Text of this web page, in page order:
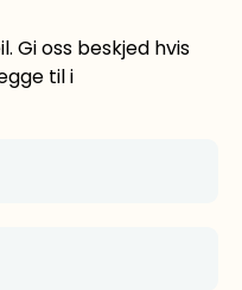
Gi oss beskjed hvis
til i